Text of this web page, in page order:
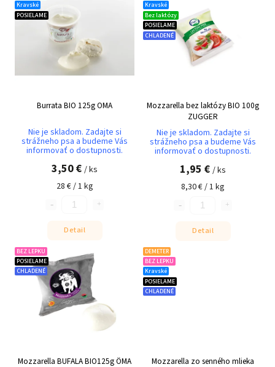
Najdrahšie
Najpredávanejšie
Kravské
POSIELAME
Burrata BIO 125g OMA
Nie je skladom. Zadajte si
strážneho psa a budeme Vás
informovať o dostupnosti.
3,50 € / ks
28 € / 1 kg
Detail
Kravské
Bez laktózy
POSIELAME
CHLADENÉ
Mozzarella bez laktózy BIO 100g
ZUGGER
Nie je skladom. Zadajte si
strážneho psa a budeme Vás
informovať o dostupnosti.
1,95 € / ks
8,30 € / 1 kg
Detail
BEZ LEPKU
POSIELAME
CHLADENÉ
Mozzarella BUFALA BIO125g ÖMA
DEMETER
BEZ LEPKU
Kravské
POSIELAME
CHLADENÉ
Mozzarella zo senného mlieka